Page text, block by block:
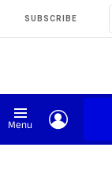
SUBSCRIBE
Menu